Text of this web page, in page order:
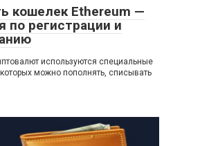
кошелек Ethereum —
по регистрации и
используются специальные
можно пополнять, списывать